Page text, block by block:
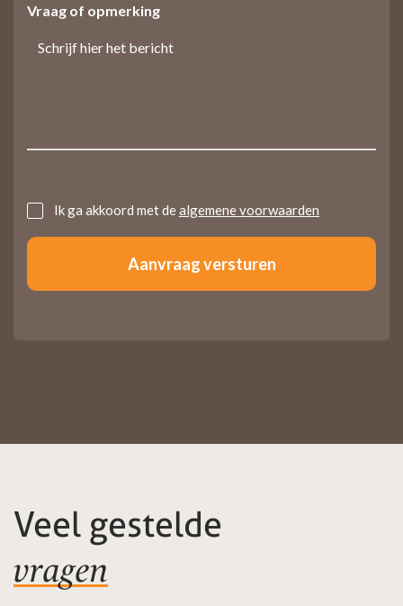
Vraag of opmerking
UntitledIk ga akkoord met dealgemene voorwaarden
Veel gestelde
vragen